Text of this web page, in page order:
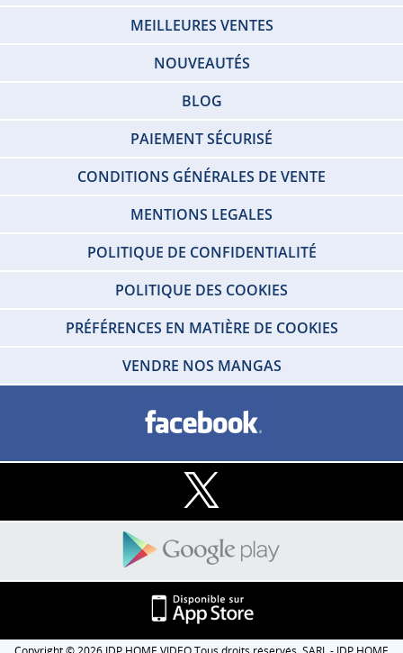
MEILLEURES VENTES
NOUVEAUTÉS
BLOG
PAIEMENT SÉCURISÉ
CONDITIONS GÉNÉRALES DE VENTE
MENTIONS LEGALES
POLITIQUE DE CONFIDENTIALITÉ
POLITIQUE DES COOKIES
PRÉFÉRENCES EN MATIÈRE DE COOKIES
VENDRE NOS MANGAS